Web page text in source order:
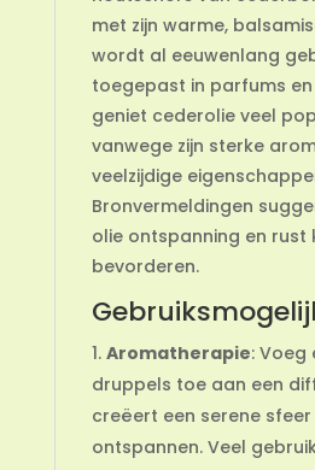
met zijn warme,
wordt al eeuwenlang
toegepast in parfums
geniet cederolie veel
vanwege zijn sterke
veelzijdige
Bronvermeldingen
olie ontspanning en rust
bevorderen.
Aromatherapie: Voeg
druppels toe aan een
creëert een serene
ontspannen. Veel